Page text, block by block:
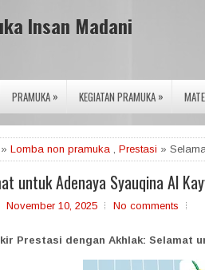
Insan Madani
PRAMUKA » KEGIATAN PRAMUKA »
» Lomba non pramuka , Prestasi »
untuk Adenaya Syauqina Al
November 10, 2025 No comments
Prestasi dengan Akhlak: Selamat